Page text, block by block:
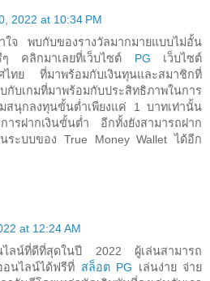
2022 at 10:34 PM
ใจ พบกับของรางวัลมากมายแบบไม่อั้น
ๆ คลิกมาเลยที่เว็บไซต์ PG เว็บไซต์
ไทย ที่มาพร้อมกับเงินทุนและสมาชิกที่
บเกมที่มาพร้อมกับประสิทธิภาพในการ
สนุกลงทุนขั้นต่ำเพียงแค่ 1 บาทเท่านั้น
ารฝากเงินขั้นต่ำ อีกทั้งยังสามารถฝาก
นระบบของ True Money Wallet ได้อีก
at 12:24 AM
ไลน์ที่ดีที่สุดในปี 2022 ผู้เล่นสามารถ
อนไลน์ได้ฟรีที่ สล็อต PG เล่นง่าย จ่าย